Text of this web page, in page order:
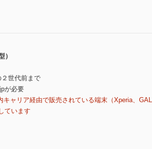
）
世代前まで
が必要
ャリア経由で販売されている端末（Xperia、
ています